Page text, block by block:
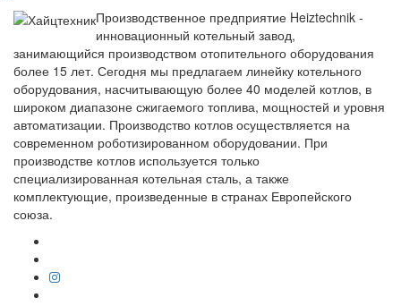
Производственное предприятие Heiztechnik -
инновационный котельный завод,
занимающийся производством отопительного оборудования
более 15 лет. Сегодня мы предлагаем линейку котельного
оборудования, насчитывающую более 40 моделей котлов, в
широком диапазоне сжигаемого топлива, мощностей и уровня
автоматизации. Производство котлов осуществляется на
современном роботизированном оборудовании. При
производстве котлов используется только
специализированная котельная сталь, а также
комплектующие, произведенные в странах Европейского
союза.